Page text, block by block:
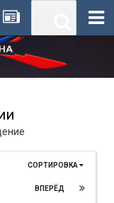
СОРТИРОВКА
ВПЕРЁД